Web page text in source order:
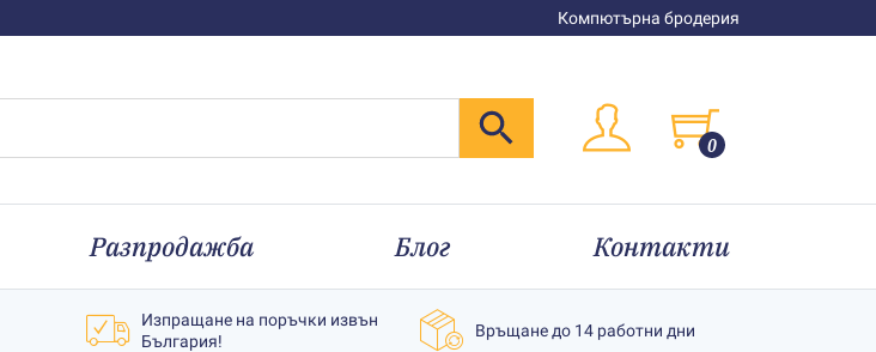
Компютърна бродерия
0
Разпродажба Блог Контакти
Изпращане на поръчки извън
България!
Връщане до 14 работни дни